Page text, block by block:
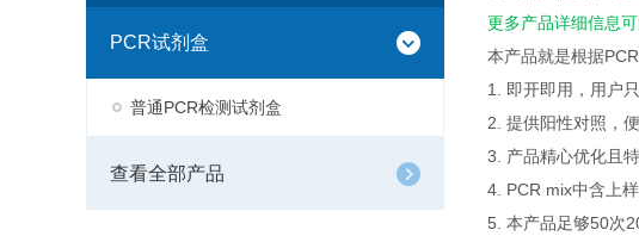
PCR试剂盒
普通PCR检测试剂盒
查看全部产品
更多产品详细信息
本产品就是根据
1. 即开即用，用户
2. 提供阳性对照，
3. 产品精心优化且
4. PCR mix中含上
5. 本产品足够50次